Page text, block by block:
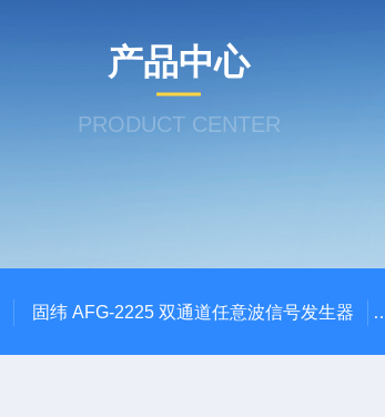
产品中心
PRODUCT CENTER
固纬 AFG-2225 双通道任意波信号发生器